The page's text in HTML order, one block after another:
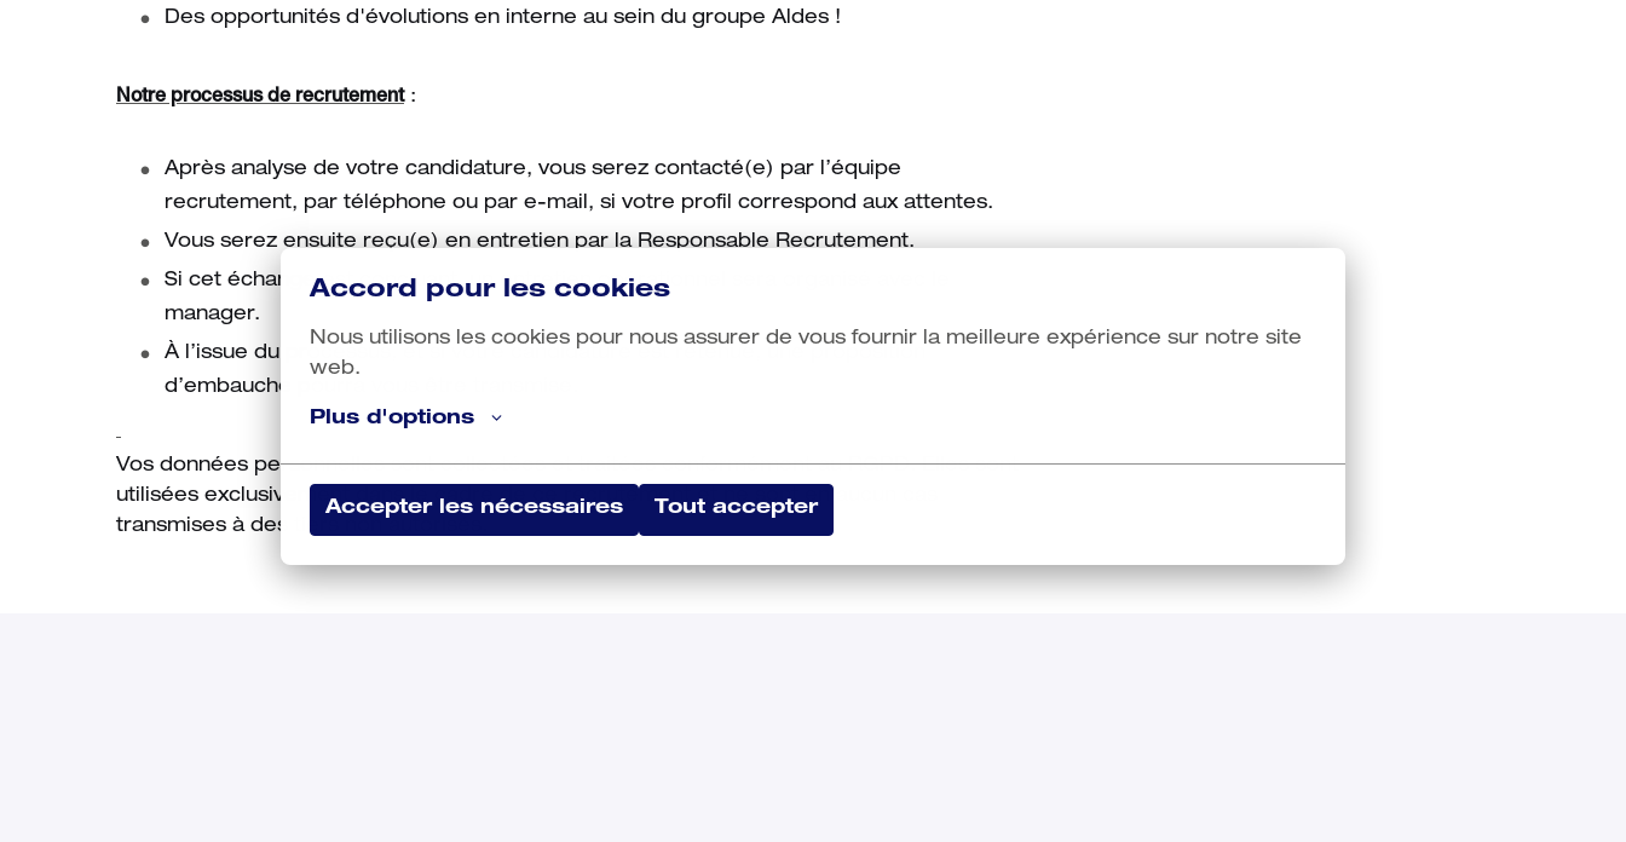
Accord pour les cookies
Nous utilisons les cookies pour nous assurer de vous fournir la meilleure expérience sur notre site
web.
Plus d'options
Accepter les nécessaires Tout accepter
Des opportunités d'évolutions en interne au sein du groupe Aldes !
Notre processus de recrutement:
Après analyse de votre candidature, vous serez contacté(e) par l’équipe
recrutement, par téléphone ou par e-mail, si votre profil correspond aux attentes.
Vous serez ensuite reçu(e) en entretien par la Responsable Recrutement.
Si cet échange est concluant, un entretien opérationnel sera organisé avec le
manager.
À l’issue du processus, et si votre candidature est retenue, une proposition
d’embauche pourra vous être transmise.
Vos données personnelles sont collectées et traitées conformément au RGPD. Elles sont
utilisées exclusivement dans le cadre de ce recrutement et ne sont en aucun cas
transmises à des tiers non autorisés.